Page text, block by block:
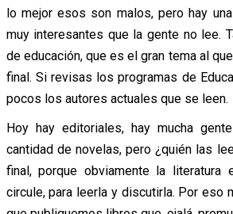
lo mejor esos son malos, pero hay
muy interesantes que la gente no lee.
de educación, que es el gran tema al
final. Si revisas los programas de
pocos los autores actuales que se leen.
Hoy hay editoriales, hay mucha
cantidad de novelas, pero ¿quién las
final, porque obviamente la literatura
circule, para leerla y discutirla. Por eso